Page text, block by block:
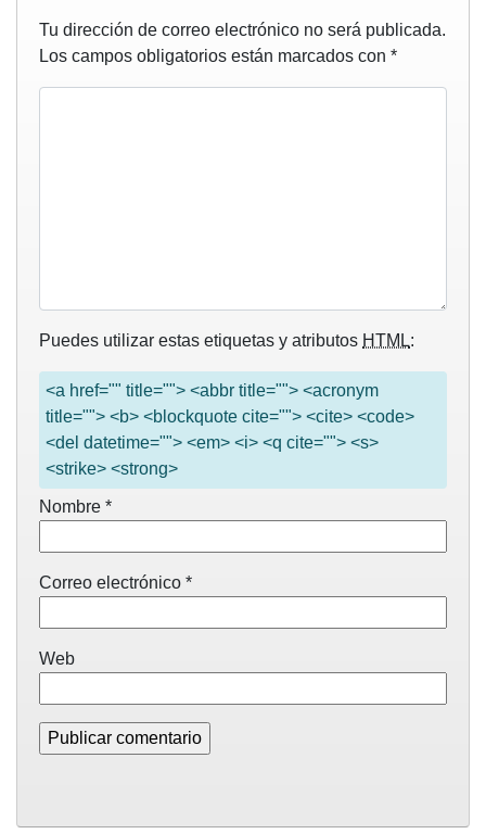
Tu dirección de correo electrónico no será publicada.
Los campos obligatorios están marcados con *
Puedes utilizar estas etiquetas y atributos HTML:
<a href="" title=""> <abbr title=""> <acronym
title=""> <b> <blockquote cite=""> <cite> <code>
<del datetime=""> <em> <i> <q cite=""> <s>
<strike> <strong>
Nombre *
Correo electrónico *
Web